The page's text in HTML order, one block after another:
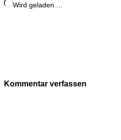
Wird geladen …
Kommentar verfassen